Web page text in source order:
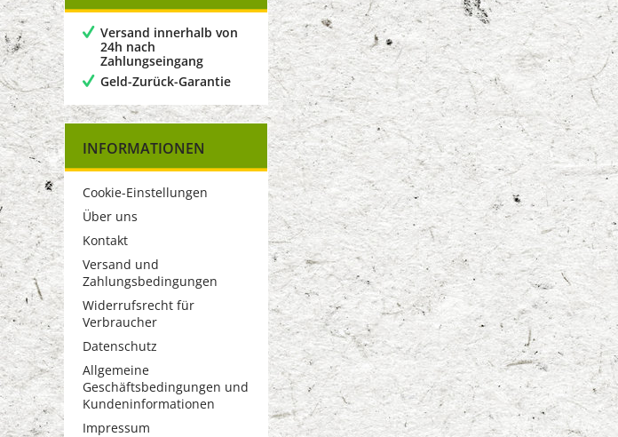
Versand innerhalb von
24h nach
Zahlungseingang
Geld-Zurück-Garantie
INFORMATIONEN
Cookie-Einstellungen
Über uns
Kontakt
Versand und
Zahlungsbedingungen
Widerrufsrecht für
Verbraucher
Datenschutz
Allgemeine
Geschäftsbedingungen und
Kundeninformationen
Impressum